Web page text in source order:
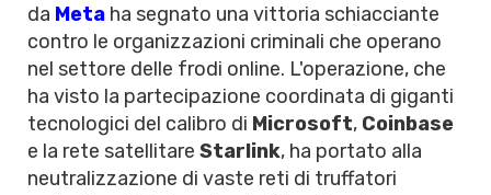
da Meta ha segnato una vittoria schiacciante
contro le organizzazioni criminali che operano
nel settore delle frodi online. L'operazione, che
ha visto la partecipazione coordinata di giganti
tecnologici del calibro di Microsoft, Coinbase
e la rete satellitare Starlink, ha portato alla
neutralizzazione di vaste reti di truffatori